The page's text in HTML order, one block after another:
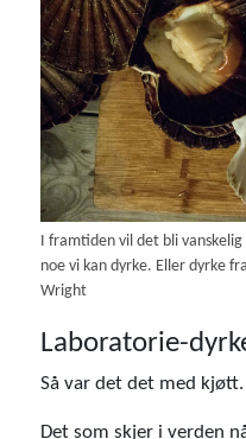
I framtiden vil det bli
noe vi kan dyrke. Eller dyrke
Wright
Laboratorie-
Så var det det med kjøtt.
Det som skjer i verden